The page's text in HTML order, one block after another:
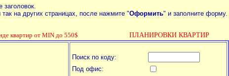
так на других страницах, после нажмите "Оформить" и заполните форму.
квартир от MIN до 550$ ПЛАНИРОВКИ КВАРТИР
Поиск по коду:
Под офис: